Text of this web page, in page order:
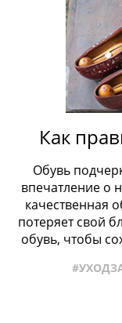
Как
Обувь
впечатление о
качественная
потеряет свой
обувь, чтобы